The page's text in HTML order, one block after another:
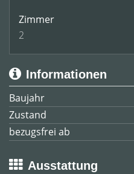
Zimmer
2
Informationen
Baujahr
Zustand
bezugsfrei ab
Ausstattung